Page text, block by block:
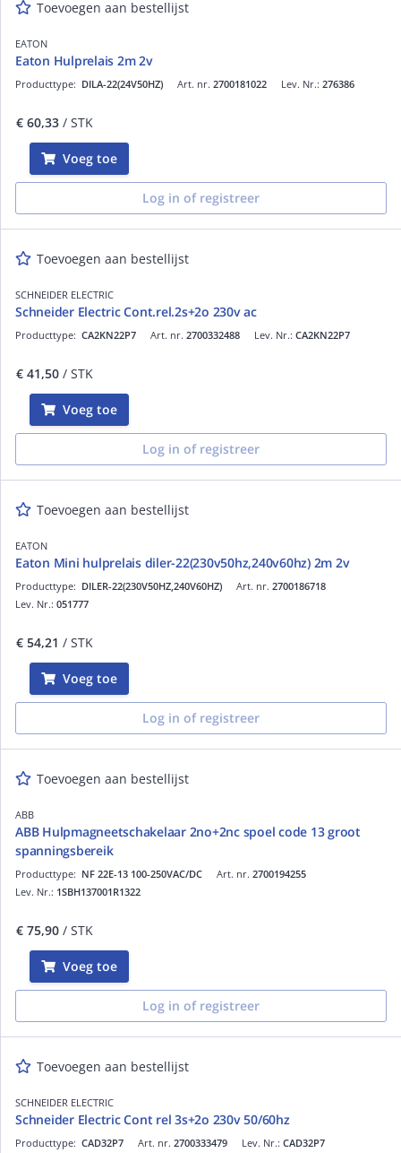
Toevoegen aan bestellijst
EATON
Eaton Hulprelais 2m 2v
Art. nr. 2700181022
Producttype: DILA-22(24V50HZ) Lev. Nr.: 276386
€ 60,33 / STK
Voeg toe
Log in of registreer
Toevoegen aan bestellijst
SCHNEIDER ELECTRIC
Schneider Electric Cont.rel.2s+2o 230v ac
Art. nr. 2700332488
Producttype: CA2KN22P7 Lev. Nr.: CA2KN22P7
€ 41,50 / STK
Voeg toe
Log in of registreer
Toevoegen aan bestellijst
EATON
Eaton Mini hulprelais diler-22(230v50hz,240v60hz) 2m 2v
Art. nr. 2700186718
Producttype: DILER-22(230V50HZ,240V60HZ)
Lev. Nr.: 051777
€ 54,21 / STK
Voeg toe
Log in of registreer
Toevoegen aan bestellijst
ABB
ABB Hulpmagneetschakelaar 2no+2nc spoel code 13 groot
spanningsbereik
Art. nr. 2700194255
Producttype: NF 22E-13 100-250VAC/DC
Lev. Nr.: 1SBH137001R1322
€ 75,90 / STK
Voeg toe
Log in of registreer
Toevoegen aan bestellijst
SCHNEIDER ELECTRIC
Schneider Electric Cont rel 3s+2o 230v 50/60hz
Art. nr. 2700333479
Producttype: CAD32P7 Lev. Nr.: CAD32P7